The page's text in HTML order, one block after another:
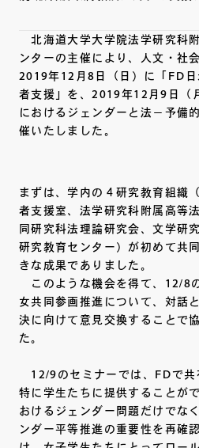
北海道大学大学院法学研究科
ンターの主催により、人文・社
2019年12月8日（日）に「FD
者支援」を、2019年12月9日（
におけるジェンダーと法－予備
催いたしました。
まずは、学内の４研究教育組織
者支援室、法学研究科附属高等
同研究科法理論研究会、文学研
研究教育センター）が初めて共
きな成果でありました。
このような機会を得て、12/8
女共同参画推進について、対話
決に向けて意見交換することで
た。
12/9のセミナーでは、FDで共
特に学生たちに提供することが
おけるジェンダー問題だけでな
ンダー平等推進の重要性を再確